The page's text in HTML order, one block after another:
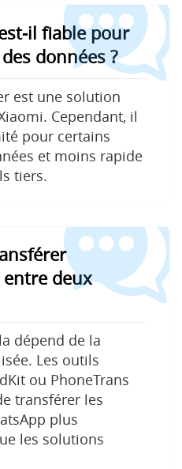
il fiable pour
données ?
est une solution
Cependant, il
pour certains
et moins rapide
tiers.
deux
dépend de la
Les outils
ou PhoneTrans
transférer les
plus
les solutions